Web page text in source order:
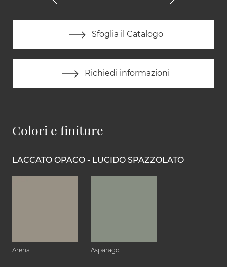
Sfoglia il Catalogo
Richiedi informazioni
Colori e finiture
LACCATO OPACO - LUCIDO SPAZZOLATO
Arena Asparago